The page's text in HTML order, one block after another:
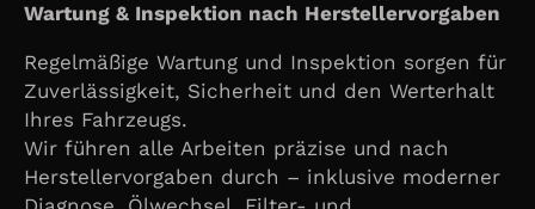
Wartung & Inspektion nach Herstellervorgaben
Regelmäßige Wartung und Inspektion sorgen für
Zuverlässigkeit, Sicherheit und den Werterhalt
Ihres Fahrzeugs.
Wir führen alle Arbeiten präzise und nach
Herstellervorgaben durch – inklusive moderner